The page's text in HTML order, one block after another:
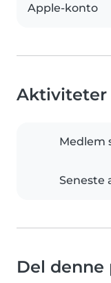
Apple-konto
Aktiviteter
Medlem
Seneste
Del denne